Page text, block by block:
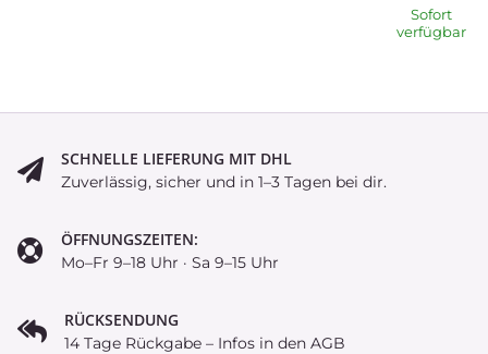
Sofort
verfügbar
SCHNELLE LIEFERUNG MIT DHL
Zuverlässig, sicher und in 1–3 Tagen bei dir.
ÖFFNUNGSZEITEN:
Mo–Fr 9–18 Uhr · Sa 9–15 Uhr
RÜCKSENDUNG
14 Tage Rückgabe – Infos in den AGB